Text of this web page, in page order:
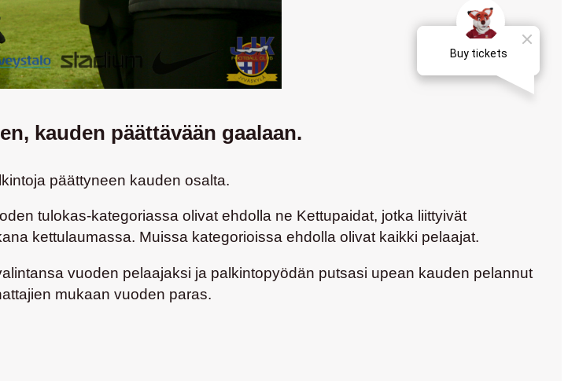
kauden päättävään gaalaan.
päättyneen kauden osalta.
tulokas-kategoriassa olivat ehdolla ne Kettupaidat, jotka liittyivät
kettulaumassa. Muissa kategorioissa ehdolla olivat kaikki pelaajat.
vuoden pelaajaksi ja palkintopyödän putsasi upean kauden pelannut
mukaan vuoden paras.